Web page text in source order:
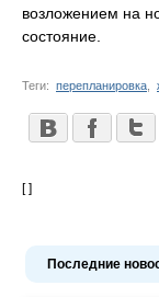
возложением на
состояние.
Теги: перепланировка
[ ]
Последние